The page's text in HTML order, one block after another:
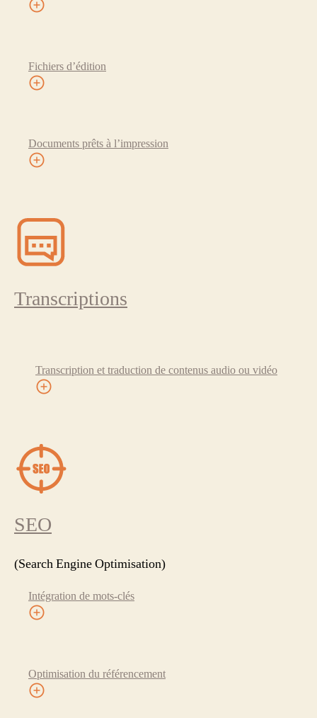
Fichiers d’édition
Documents prêts à l’impression
Transcriptions
Transcription et traduction de contenus audio ou vidéo
SEO
(Search Engine Optimisation)
Intégration de mots-clés
Optimisation du référencement